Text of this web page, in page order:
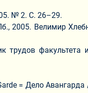
№ 2. С. 26–29.
2005. Велимир
трудов факультета
= Дело Авангарда